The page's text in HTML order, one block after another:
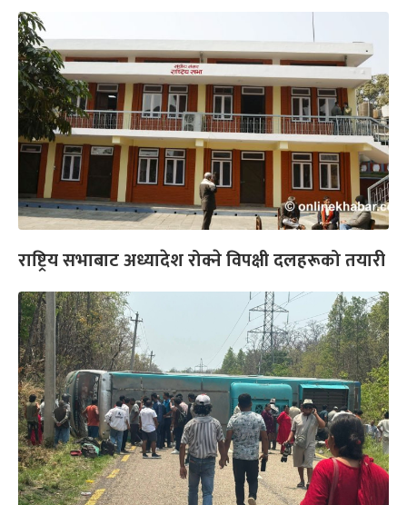
राष्ट्रिय सभाबाट अध्यादेश रोक्ने विपक्षी दलहरूको तयारी